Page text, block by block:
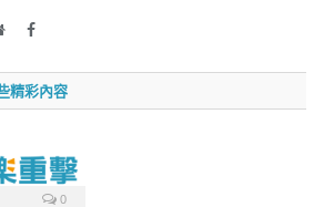
WebsiteFacebook
精彩內容
0